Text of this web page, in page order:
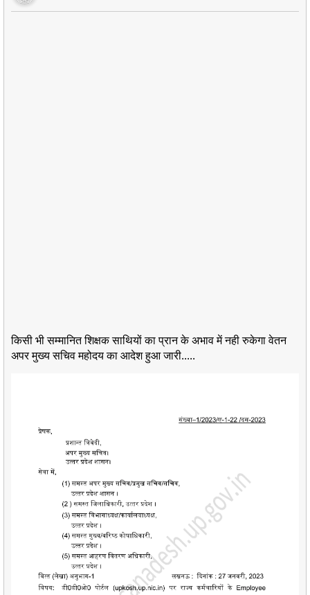
किसी भी सम्मानित शिक्षक साथियों का प्रान के अभाव में नही रुकेगा वेतन
अपर मुख्य सचिव महोदय का आदेश हुआ जारी.....